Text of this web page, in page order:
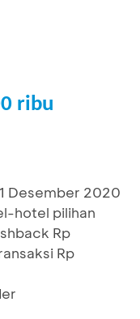
ribu
Desember 2020
hotel pilihan
Rp
Rp